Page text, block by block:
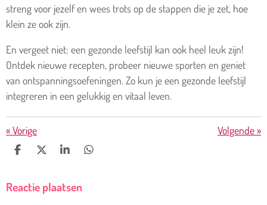
streng voor jezelf en wees trots op de stappen die je zet, hoe
klein ze ook zijn.
En vergeet niet: een gezonde leefstijl kan ook heel leuk zijn!
Ontdek nieuwe recepten, probeer nieuwe sporten en geniet
van ontspanningsoefeningen. Zo kun je een gezonde leefstijl
integreren in een gelukkig en vitaal leven.
«Vorige Volgende»
D
E
D
L
S
R
D
Reactie plaatsen